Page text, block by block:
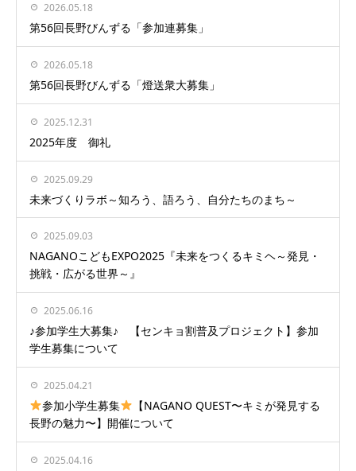
2026.05.18
第56回長野びんずる「参加連募集」
2026.05.18
第56回長野びんずる「燈送衆大募集」
2025.12.31
2025年度 御礼
2025.09.29
未来づくりラボ～知ろう、語ろう、自分たちのまち～
2025.09.03
NAGANOこどもEXPO2025『未来をつくるキミヘ～発見・
挑戦・広がる世界～』
2025.06.16
♪参加学生大募集♪ 【センキョ割普及プロジェクト】参加
学生募集について
2025.04.21
参加小学生募集
【NAGANO QUEST〜キミが発見する
長野の魅力〜】開催について
2025.04.16